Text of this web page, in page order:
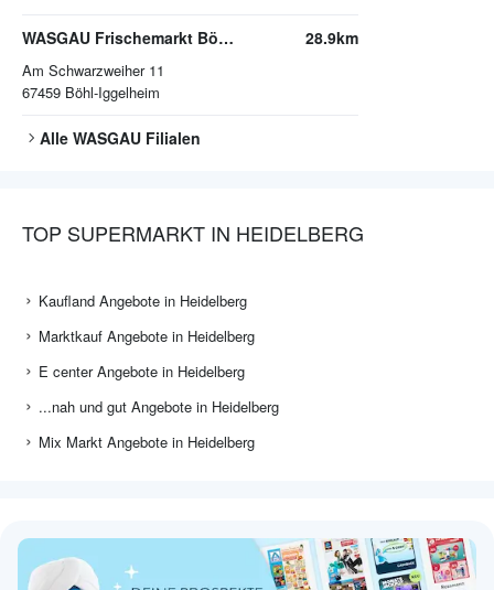
WASGAU Frischemarkt Böhl-Iggelheim
Am Schwarzweiher 11
67459 Böhl-Iggelheim
28.9km
Alle WASGAU Filialen
TOP SUPERMARKT IN HEIDELBERG
Kaufland Angebote in Heidelberg
Marktkauf Angebote in Heidelberg
E center Angebote in Heidelberg
...nah und gut Angebote in Heidelberg
Mix Markt Angebote in Heidelberg